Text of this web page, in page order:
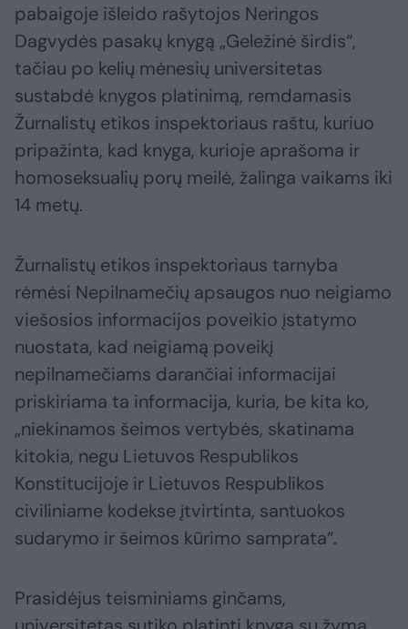
pabaigoje išleido rašytojos Neringos
Dagvydės pasakų knygą „Geležinė širdis“,
tačiau po kelių mėnesių universitetas
sustabdė knygos platinimą, remdamasis
Žurnalistų etikos inspektoriaus raštu, kuriuo
pripažinta, kad knyga, kurioje aprašoma ir
homoseksualių porų meilė, žalinga vaikams iki
14 metų.
Žurnalistų etikos inspektoriaus tarnyba
rėmėsi Nepilnamečių apsaugos nuo neigiamo
viešosios informacijos poveikio įstatymo
nuostata, kad neigiamą poveikį
nepilnamečiams darančiai informacijai
priskiriama ta informacija, kuria, be kita ko,
„niekinamos šeimos vertybės, skatinama
kitokia, negu Lietuvos Respublikos
Konstitucijoje ir Lietuvos Respublikos
civiliniame kodekse įtvirtinta, santuokos
sudarymo ir šeimos kūrimo samprata“.
Prasidėjus teisminiams ginčams,